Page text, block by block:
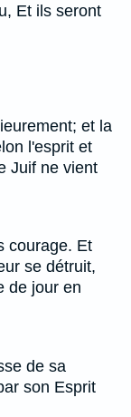
Et ils seront
et la
l'esprit et
Juif ne vient
courage. Et
se détruit,
de jour en
de sa
son Esprit